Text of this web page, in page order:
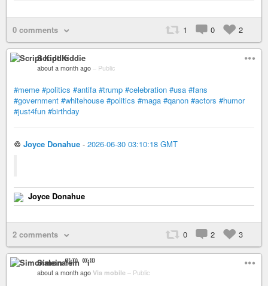
0 comments 1 0 2
Script Kiddie
about a month ago – Public
#meme #politics #antifa #trump #celebration #usa #fans
#government #whitehouse #politics #maga #qanon #actors #humor
#just4fun #birthday
♲ Joyce Donahue - 2026-06-30 03:10:18 GMT
Joyce Donahue
2 comments 0 2 3
Simonalein ⁽⁽⁽i⁾⁾⁾
about a month ago Via mobile – Public